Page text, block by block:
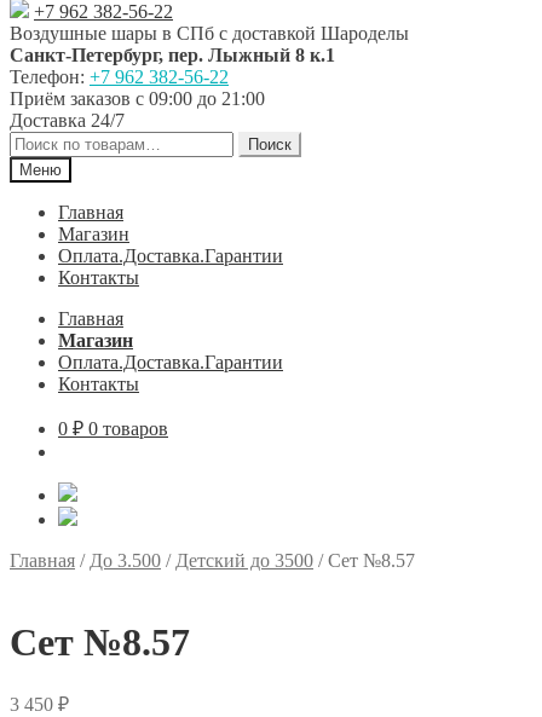
+7 962 382-56-22
Воздушные шары в СПб с доставкой Шароделы
Санкт-Петербург, пер. Лыжный 8 к.1
Телефон: +7 962 382-56-22
Приём заказов с 09:00 до 21:00
Доставка 24/7
Искать:
Поиск
Меню
Главная
Магазин
Оплата.Доставка.Гарантии
Контакты
Главная
Магазин
Оплата.Доставка.Гарантии
Контакты
0 ₽ 0 товаров
Главная /До 3.500 /Детский до 3500 /Сет №8.57
Сет №8.57
3 450 ₽